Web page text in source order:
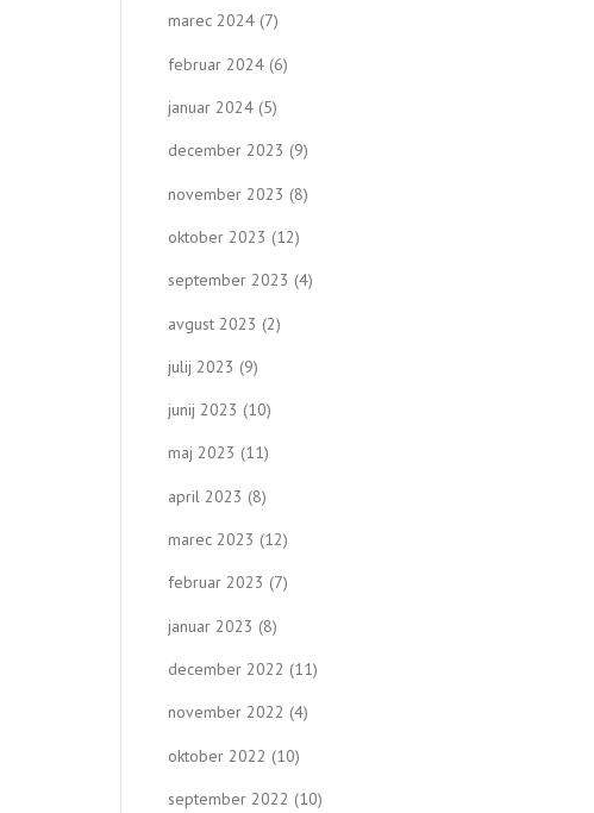
marec 2024 (7)
februar 2024 (6)
januar 2024 (5)
december 2023 (9)
november 2023 (8)
oktober 2023 (12)
september 2023 (4)
avgust 2023 (2)
julij 2023 (9)
junij 2023 (10)
maj 2023 (11)
april 2023 (8)
marec 2023 (12)
februar 2023 (7)
januar 2023 (8)
december 2022 (11)
november 2022 (4)
oktober 2022 (10)
september 2022 (10)